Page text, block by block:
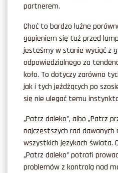
partnerem.
Choć to bardzo luźne
gapieniem się tuż przed
jesteśmy w stanie wyciąć z
odpowiedzialnego za
koło. To dotyczy zarówno
jak i tych jeżdżących po
się nie ulegać temu
„Patrz daleko”, albo „Patrz
najczęstszych rad dawanych
wszystkich językach świata.
„Patrz daleko” potrafi
problemów z kontrolą nad